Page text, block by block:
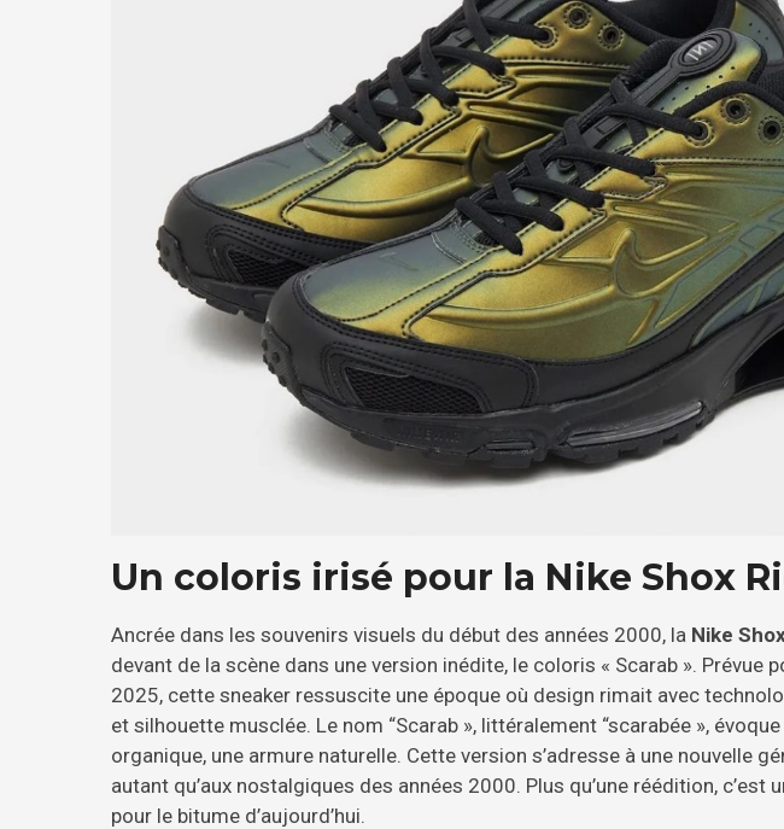
Un coloris irisé pour la Nike Shox
Ancrée dans les souvenirs visuels du début des années 2000, la Nike
devant de la scène dans une version inédite, le coloris « Scarab ». Prévue
2025, cette sneaker ressuscite une époque où design rimait avec
et silhouette musclée. Le nom “Scarab », littéralement “scarabée »,
organique, une armure naturelle. Cette version s’adresse à une nouvelle
autant qu’aux nostalgiques des années 2000. Plus qu’une réédition, c’est
pour le bitume d’aujourd’hui.